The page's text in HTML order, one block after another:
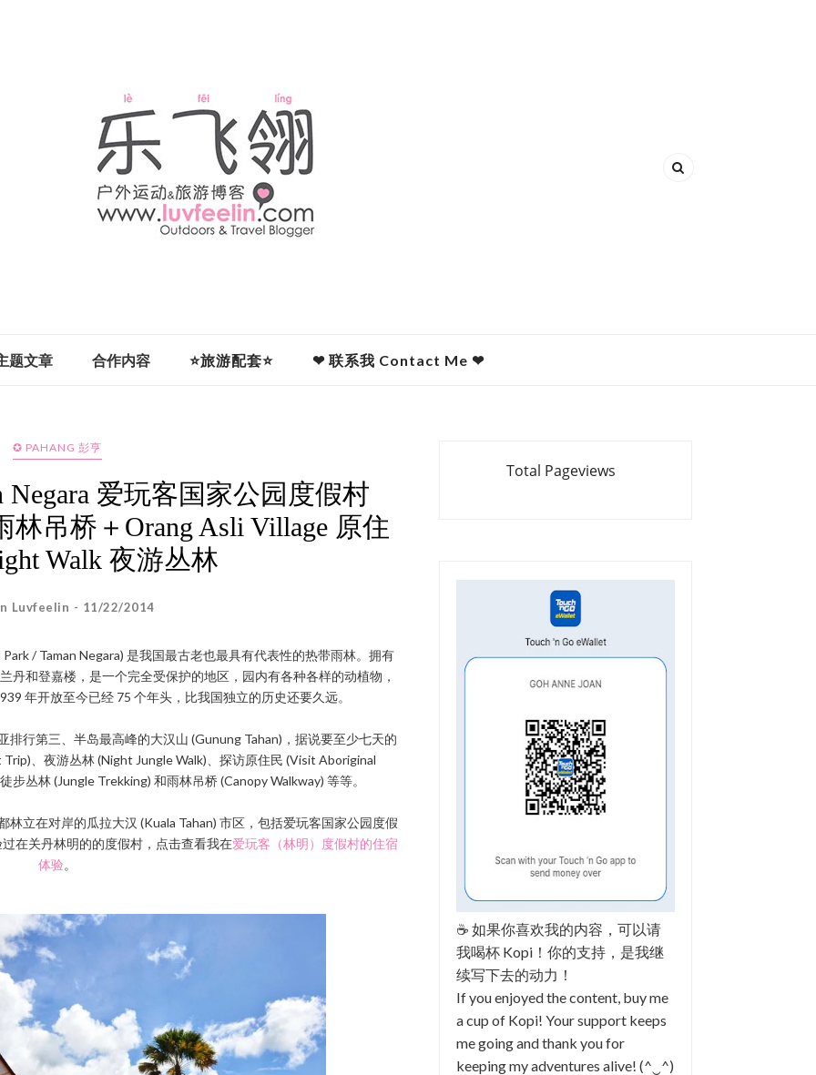
题文章 合作内容 ⭐旅游配套⭐ ❤ 联系我 Contact Me ❤
✪ PAHANG 彭亨
Negara 爱玩客国家公园度假村
林吊桥＋Orang Asli Village 原住
Walk 夜游丛林
Luvfeelin - 11/22/2014
/ Taman Negara) 是我国最古老也最具有代表性的热带雨林。拥有
丹和登嘉楼，是一个完全受保护的地区，园内有各种各样的动植物，
年开放至今已经 75 个年头，比我国独立的历史还要久远。
行第三、半岛最高峰的大汉山 (Gunung Tahan)，据说要至少七天的
、夜游丛林 (Night Jungle Walk)、探访原住民 (Visit Aboriginal
丛林 (Jungle Trekking) 和雨林吊桥 (Canopy Walkway) 等等。
立在对岸的瓜拉大汉 (Kuala Tahan) 市区，包括爱玩客国家公园度假
在关丹林明的的度假村，点击查看我在爱玩客（林明）度假村的住宿
体验。
Total Pageviews
☕ 如果你喜欢我的内容，可以请
我喝杯 Kopi！你的支持，是我继
续写下去的动力！
If you enjoyed the content, buy me
a cup of Kopi! Your support keeps
me going and thank you for
keeping my adventures alive! (^‿^)